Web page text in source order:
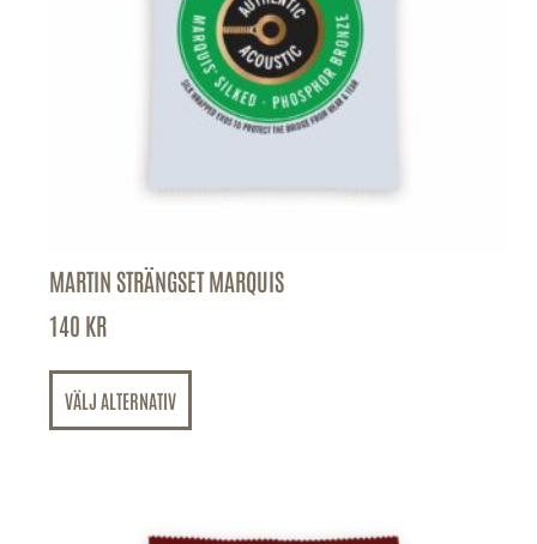
MARTIN STRÄNGSET MARQUIS
140 KR
VÄLJ ALTERNATIV